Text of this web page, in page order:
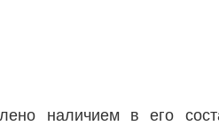
наличием в его